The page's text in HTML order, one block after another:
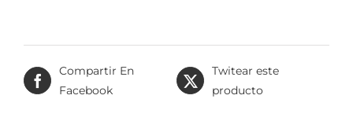
Compartir En
Facebook
Twitear este
producto